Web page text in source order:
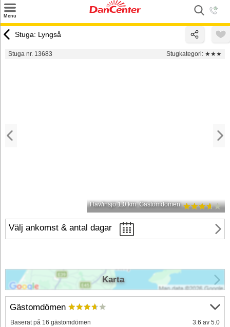
Menu
Tilbud
Stuga: Lyngså
Stuga nr. 13683 Stugkategori: ★★★
Hav/insjö 1,0 km Gästomdömen
Välj ankomst & antal dagar
Gästomdömen
Baserat på 16 gästomdömen 3.6 av 5.0
Karta